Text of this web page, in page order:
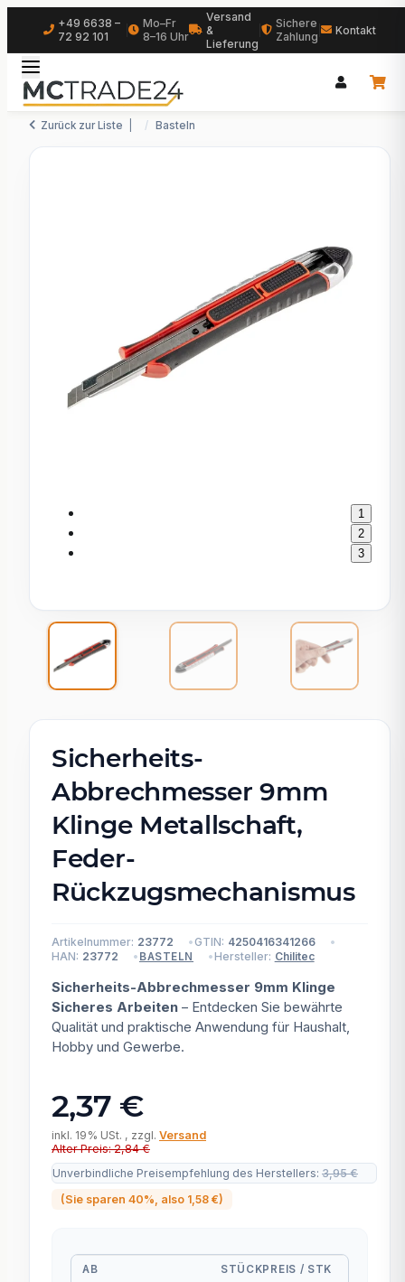
+49 6638 –
72 92 101
Mo–Fr
8–16 Uhr
Versand
&
Lieferung
Sichere
Zahlung
Kontakt
Zurück zur Liste Basteln
1
2
3
Sicherheits-
Abbrechmesser 9mm
Klinge Metallschaft,
Feder-
Rückzugsmechanismus
Artikelnummer: 23772 GTIN: 4250416341266
HAN: 23772 BASTELN Hersteller: Chilitec
Sicherheits-Abbrechmesser 9mm Klinge
Sicheres Arbeiten – Entdecken Sie bewährte
Qualität und praktische Anwendung für Haushalt,
Hobby und Gewerbe.
2,37 €
inkl. 19% USt. , zzgl. Versand
Alter Preis: 2,84 €
Unverbindliche Preisempfehlung des Herstellers: 3,95 €
(Sie sparen 40% , also 1,58 €)
AB STÜCKPREIS / STK